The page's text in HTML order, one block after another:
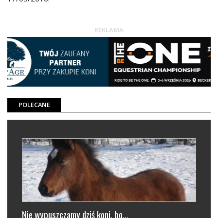
REKLAMA
POLECANE
Koński sen